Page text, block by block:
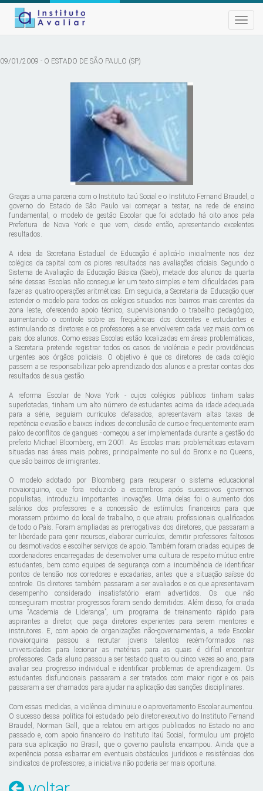
Toggle
09/01/2009 - O ESTADO DE SÃO PAULO (SP)
Graças a uma parceria com o Instituto Itaú Social e o Instituto Fernand Braudel, o
governo do Estado de São Paulo vai começar a testar, na rede de ensino
fundamental, o modelo de gestão Escolar que foi adotado há oito anos pela
Prefeitura de Nova York e que vem, desde então, apresentando excelentes
resultados.
A ideia da Secretaria Estadual de Educação é aplicá-lo inicialmente nos dez
colégios da capital com os piores resultados nas avaliações oficiais. Segundo o
Sistema de Avaliação da Educação Básica (Saeb), metade dos alunos da quarta
série dessas Escolas não consegue ler um texto simples e tem dificuldades para
fazer as quatro operações aritméticas. Em seguida, a Secretaria da Educação quer
estender o modelo para todos os colégios situados nos bairros mais carentes da
zona leste, oferecendo apoio técnico, supervisionando o trabalho pedagógico,
aumentando o controle sobre as frequências dos docentes e estudantes e
estimulando os diretores e os professores a se envolverem cada vez mais com os
pais dos alunos. Como essas Escolas estão localizadas em áreas problemáticas,
a Secretaria pretende registrar todos os casos de violência e pedir providências
urgentes aos órgãos policiais. O objetivo é que os diretores de cada colégio
passem a se responsabilizar pelo aprendizado dos alunos e a prestar contas dos
resultados de sua gestão.
A reforma Escolar de Nova York - cujos colégios públicos tinham salas
superlotadas, tinham um alto número de estudantes acima da idade adequada
para a série, seguiam currículos defasados, apresentavam altas taxas de
repetência e evasão e baixos índices de conclusão de curso e frequentemente eram
palco de conflitos de gangues - começou a ser implementada durante a gestão do
prefeito Michael Bloomberg, em 2001. As Escolas mais problemáticas estavam
situadas nas áreas mais pobres, principalmente no sul do Bronx e no Queens,
que são bairros de imigrantes.
O modelo adotado por Bloomberg para recuperar o sistema educacional
novaiorquino, que fora reduzido a escombros após sucessivos governos
populistas, introduziu importantes inovações. Uma delas foi o aumento dos
salários dos professores e a concessão de estímulos financeiros para que
morassem próximo do local de trabalho, o que atraiu profissionais qualificados
de todo o País. Foram ampliadas as prerrogativas dos diretores, que passaram a
ter liberdade para gerir recursos, elaborar currículos, demitir professores faltosos
ou desmotivados e escolher serviços de apoio. Também foram criadas equipes de
coordenadores encarregadas de desenvolver uma cultura de respeito mútuo entre
estudantes, bem como equipes de segurança com a incumbência de identificar
pontos de tensão nos corredores e escadarias, antes que a situação saísse do
controle. Os diretores também passaram a ser avaliados e os que apresentavam
desempenho considerado insatisfatório eram advertidos. Os que não
conseguiram mostrar progressos foram sendo demitidos. Além disso, foi criada
uma “Academia de Liderança”, um programa de treinamento rápido para
aspirantes a diretor, que paga diretores experientes para serem mentores e
instrutores. E, com apoio de organizações não-governamentais, a rede Escolar
novaiorquina passou a recrutar jovens talentos recém-formados nas
universidades para lecionar as matérias para as quais é difícil encontrar
professores. Cada aluno passou a ser testado quatro ou cinco vezes ao ano, para
avaliar seu progresso individual e identificar problemas de aprendizagem. Os
estudantes disfuncionais passaram a ser tratados com maior rigor e os pais
passaram a ser chamados para ajudar na aplicação das sanções disciplinares.
Com essas medidas, a violência diminuiu e o aproveitamento Escolar aumentou.
O sucesso dessa política foi estudado pelo diretor-executivo do Instituto Fernand
Braudel, Norman Gall, que a relatou em artigos publicados no Estado no ano
passado e, com apoio financeiro do Instituto Itaú Social, formulou um projeto
para sua aplicação no Brasil, que o governo paulista encampou. Ainda que a
experiência possa esbarrar em eventuais obstáculos jurídicos e resistências dos
sindicatos de professores, a iniciativa não poderia ser mais oportuna.